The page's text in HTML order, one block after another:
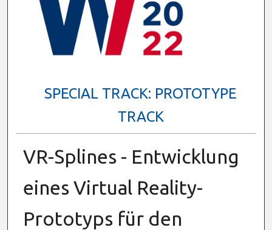
SPECIAL TRACK: PROTOTYPE
TRACK
VR-Splines - Entwicklung
eines Virtual Reality-
Prototyps für den